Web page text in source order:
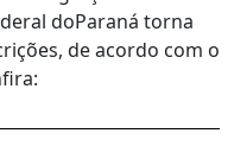
doParaná torna
de acordo com o